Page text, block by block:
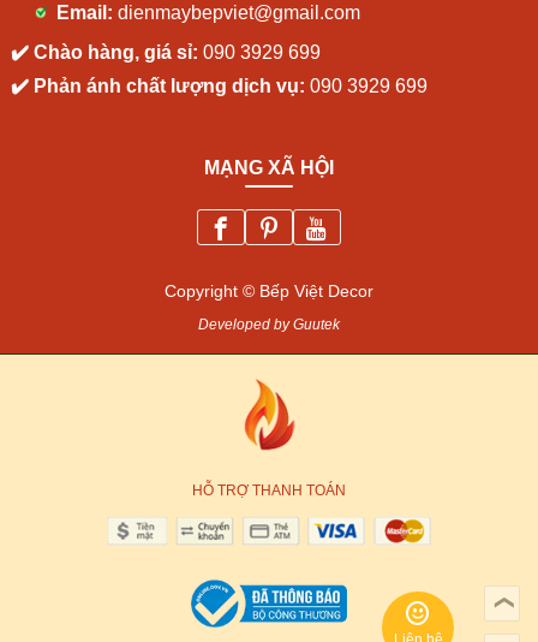
Email: dienmaybepviet@gmail.com
✔️ Chào hàng, giá sỉ: 090 3929 699
✔️ Phản ánh chất lượng dịch vụ: 090 3929 699
MẠNG XÃ HỘI
Copyright © Bếp Việt Decor
Developed by Guutek
HỖ TRỢ THANH TOÁN
❯